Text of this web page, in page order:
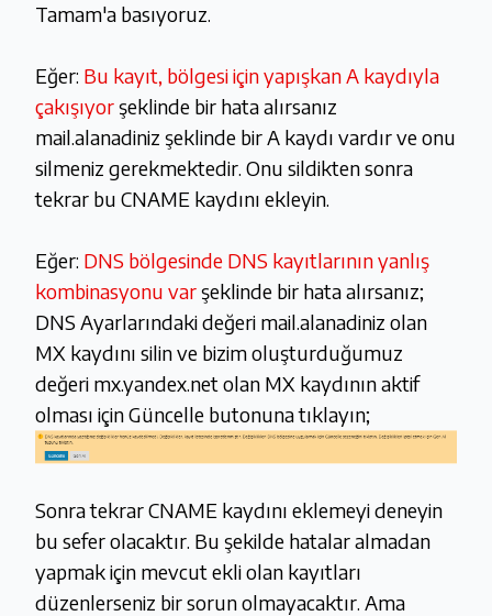
Tamam'a basıyoruz.
Eğer: Bu kayıt, bölgesi için yapışkan A kaydıyla
çakışıyorşeklinde bir hata alırsanız
mail.alanadiniz şeklinde bir A kaydı vardır ve onu
silmeniz gerekmektedir. Onu sildikten sonra
tekrar bu CNAME kaydını ekleyin.
Eğer: DNS bölgesinde DNS kayıtlarının yanlış
kombinasyonu varşeklinde bir hata alırsanız;
DNS Ayarlarındaki değeri mail.alanadiniz olan
MX kaydını silin ve bizim oluşturduğumuz
değeri mx.yandex.net olan MX kaydının aktif
olması için Güncelle butonuna tıklayın;
Sonra tekrar CNAME kaydını eklemeyi deneyin
bu sefer olacaktır. Bu şekilde hatalar almadan
yapmak için mevcut ekli olan kayıtları
düzenlerseniz bir sorun olmayacaktır. Ama